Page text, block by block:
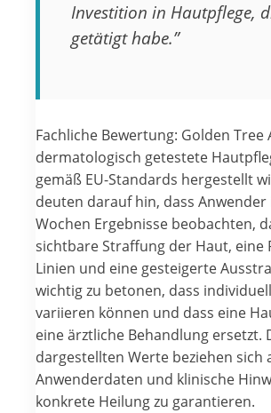
Investition in Hautpflege,
getätigt habe.”
Fachliche Bewertung: Golden Tree
dermatologisch getestete
gemäß EU-Standards hergestellt
deuten darauf hin, dass
Wochen Ergebnisse beobachten,
sichtbare Straffung der Haut, eine
Linien und eine gesteigerte
wichtig zu betonen, dass
variieren können und dass eine
eine ärztliche Behandlung ersetzt.
dargestellten Werte beziehen sich
Anwenderdaten und klinische
konkrete Heilung zu garantieren.